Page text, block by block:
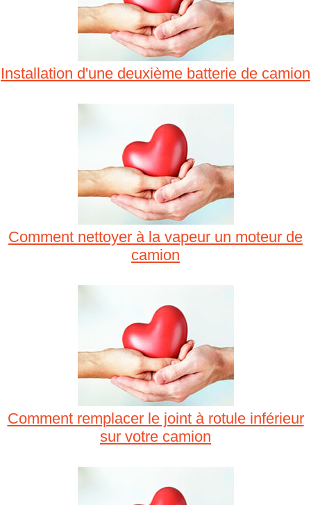
Installation d'une deuxième batterie de camion
Comment nettoyer à la vapeur un moteur de
camion
Comment remplacer le joint à rotule inférieur
sur votre camion